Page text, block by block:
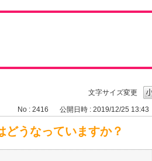
文字サイズ変更
No : 2416 公開日時 : 2019/12/25 13:43
どうなっていますか？